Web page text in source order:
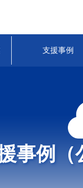
支援事例
事例（